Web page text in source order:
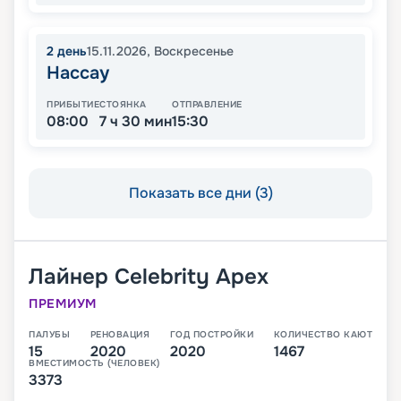
2 день15.11.2026, Воскресенье
Нассау
ПРИБЫТИЕ
08:00
СТОЯНКА
7 ч 30 мин
ОТПРАВЛЕНИЕ
15:30
Показать все дни (3)
Лайнер Celebrity Apex
ПРЕМИУМ
ПАЛУБЫ
15
РЕНОВАЦИЯ
2020
ГОД ПОСТРОЙКИ
2020
КОЛИЧЕСТВО КАЮТ
1467
ВМЕСТИМОСТЬ (ЧЕЛОВЕК)
3373